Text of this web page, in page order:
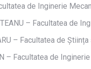
de Inginerie
– Facultatea de
– Facultatea de
– Facultatea de